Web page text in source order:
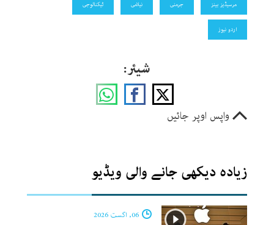
مرسیڈیز بینز جرمنی نیلامی ٹیکنالوجی
اردو نیوز
شیئر:
واپس اوپر جائیں
زیادہ دیکھی جانے والی ویڈیو
06, اگست 2026